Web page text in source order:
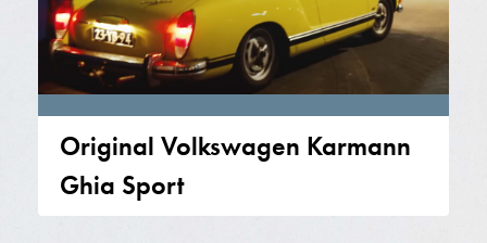
Original Volkswagen Karmann
Ghia Sport